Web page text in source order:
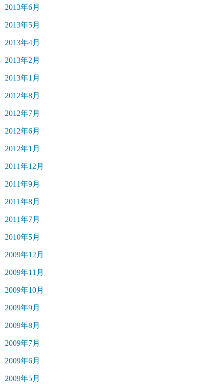
2013年6月
2013年5月
2013年4月
2013年2月
2013年1月
2012年8月
2012年7月
2012年6月
2012年1月
2011年12月
2011年9月
2011年8月
2011年7月
2010年5月
2009年12月
2009年11月
2009年10月
2009年9月
2009年8月
2009年7月
2009年6月
2009年5月